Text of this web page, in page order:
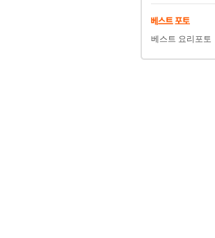
베스트 요리포토